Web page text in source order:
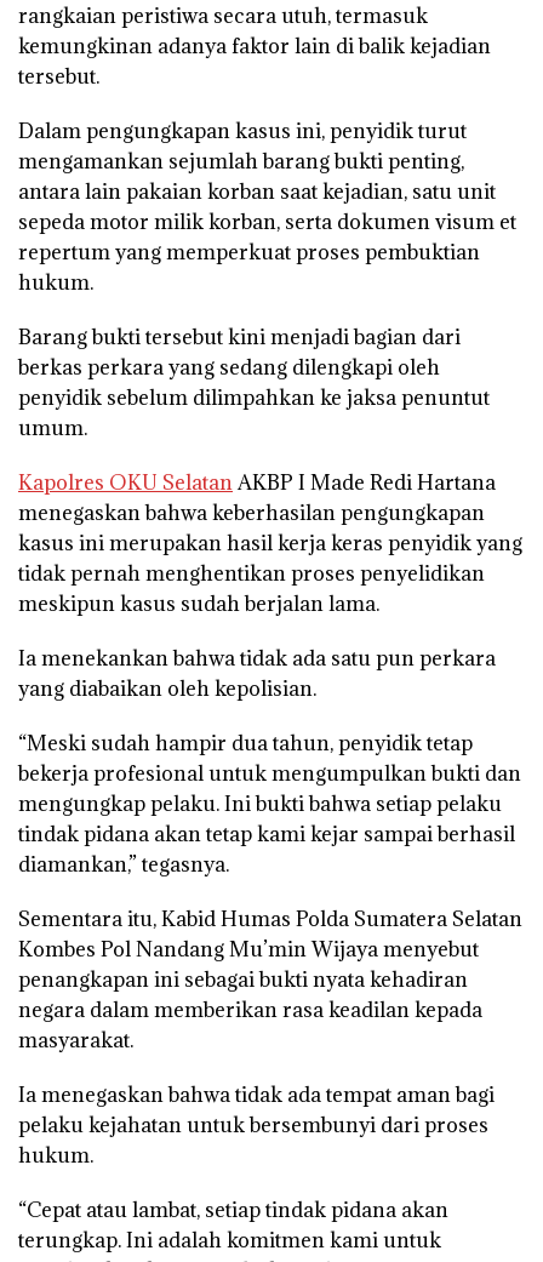
rangkaian peristiwa secara utuh, termasuk
kemungkinan adanya faktor lain di balik kejadian
tersebut.
Dalam pengungkapan kasus ini, penyidik turut
mengamankan sejumlah barang bukti penting,
antara lain pakaian korban saat kejadian, satu unit
sepeda motor milik korban, serta dokumen visum et
repertum yang memperkuat proses pembuktian
hukum.
Barang bukti tersebut kini menjadi bagian dari
berkas perkara yang sedang dilengkapi oleh
penyidik sebelum dilimpahkan ke jaksa penuntut
umum.
Kapolres OKU SelatanAKBP I Made Redi Hartana
menegaskan bahwa keberhasilan pengungkapan
kasus ini merupakan hasil kerja keras penyidik yang
tidak pernah menghentikan proses penyelidikan
meskipun kasus sudah berjalan lama.
Ia menekankan bahwa tidak ada satu pun perkara
yang diabaikan oleh kepolisian.
“Meski sudah hampir dua tahun, penyidik tetap
bekerja profesional untuk mengumpulkan bukti dan
mengungkap pelaku. Ini bukti bahwa setiap pelaku
tindak pidana akan tetap kami kejar sampai berhasil
diamankan,” tegasnya.
Sementara itu, Kabid Humas Polda Sumatera Selatan
Kombes Pol Nandang Mu’min Wijaya menyebut
penangkapan ini sebagai bukti nyata kehadiran
negara dalam memberikan rasa keadilan kepada
masyarakat.
Ia menegaskan bahwa tidak ada tempat aman bagi
pelaku kejahatan untuk bersembunyi dari proses
hukum.
“Cepat atau lambat, setiap tindak pidana akan
terungkap. Ini adalah komitmen kami untuk